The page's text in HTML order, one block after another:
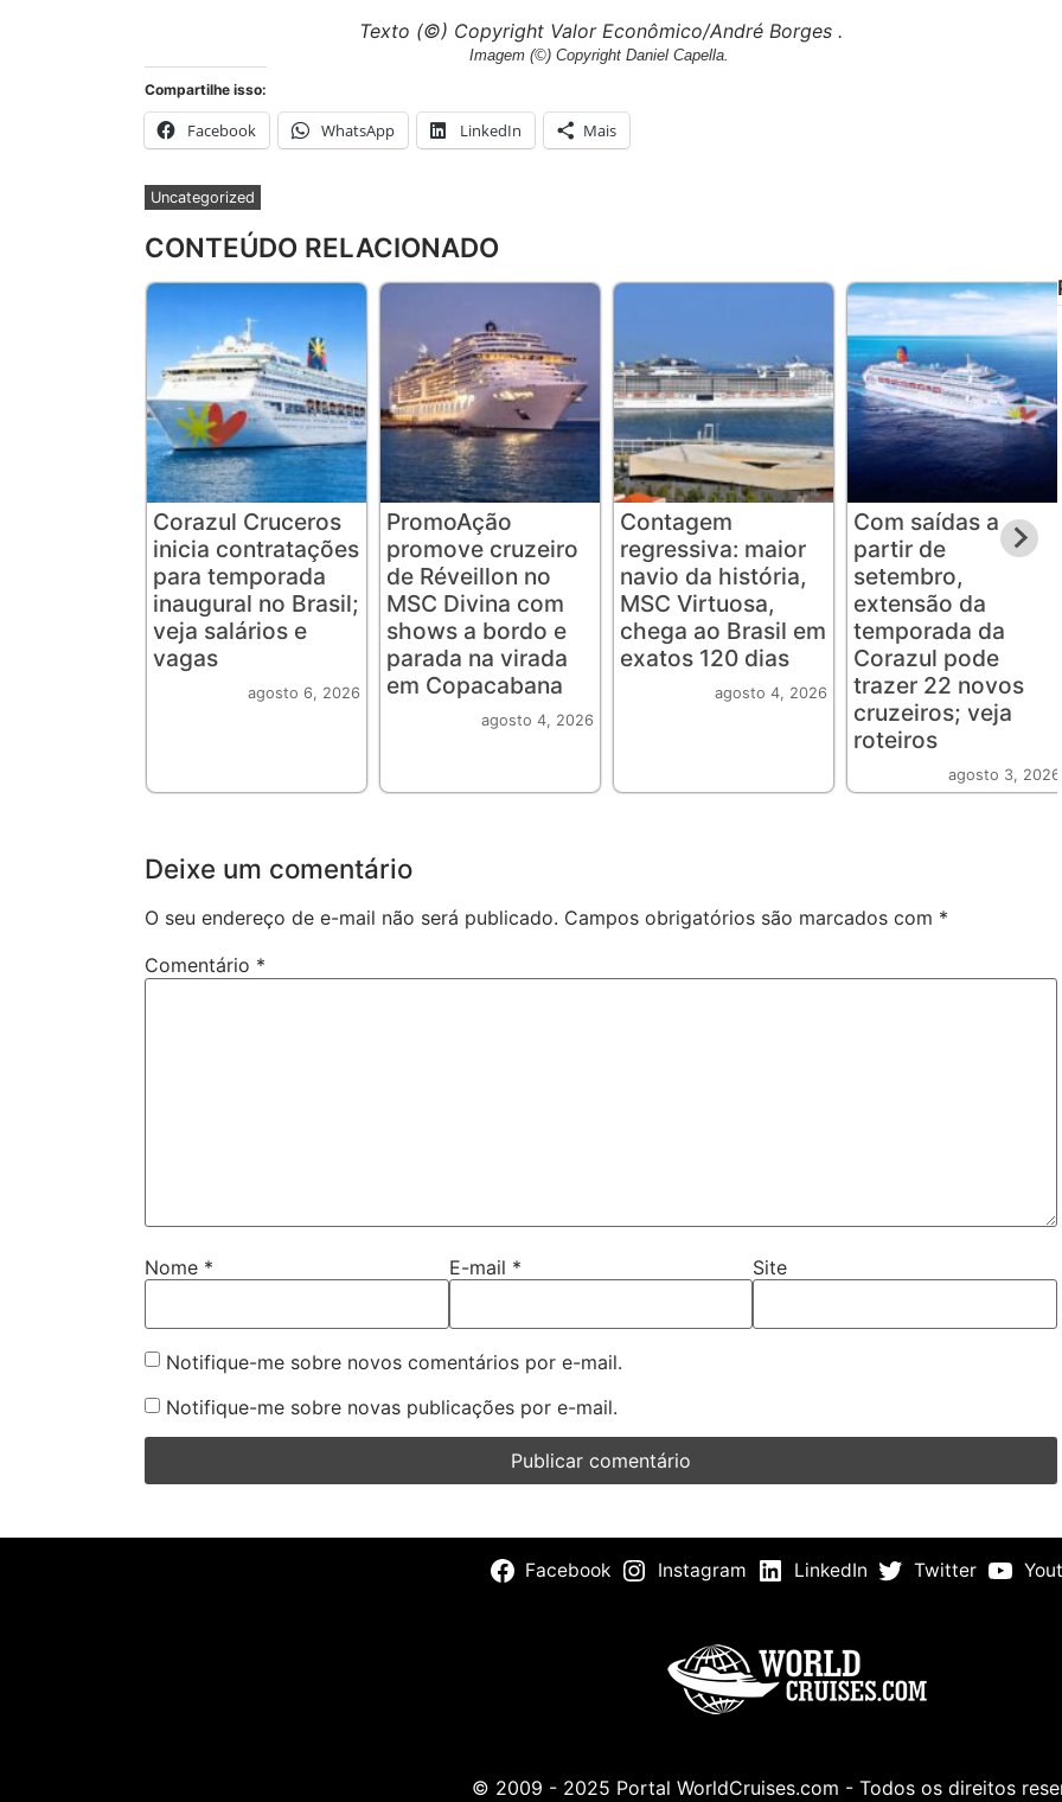
Texto (©) Copyright Valor Econômico/André Borges .
Imagem (©) Copyright Daniel Capella.
Compartilhe isso:
Facebook WhatsApp LinkedIn Mais
Uncategorized
CONTEÚDO RELACIONADO
Corazul Cruceros
inicia contratações
para temporada
inaugural no Brasil;
veja salários e
vagas
agosto 6, 2026
PromoAção
promove cruzeiro
de Réveillon no
MSC Divina com
shows a bordo e
parada na virada
em Copacabana
agosto 4, 2026
Contagem
regressiva: maior
navio da história,
MSC Virtuosa,
chega ao Brasil em
exatos 120 dias
agosto 4, 2026
Com saídas a
partir de
setembro,
extensão da
temporada da
Corazul pode
trazer 22 novos
cruzeiros; veja
roteiros
agosto 3, 2026
Deixe um comentário
O seu endereço de e-mail não será publicado. Campos obrigatórios são marcados com *
Comentário *
Nome * E-mail * Site
Notifique-me sobre novos comentários por e-mail.
Notifique-me sobre novas publicações por e-mail.
Facebook Instagram LinkedIn Twitter
© 2009 - 2025 Portal WorldCruises.com - Todos os direitos